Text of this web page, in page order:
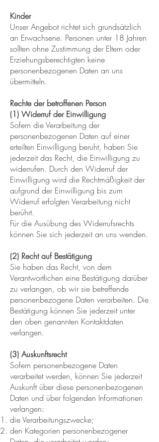
Kinder
Unser Angebot richtet sich grundsätzlich
an Erwachsene. Personen unter 18 Jahren
sollten ohne Zustimmung der Eltern oder
Erziehungsberechtigten keine
personenbezogenen Daten an uns
übermitteln.
Rechte der betroffenen Person
(1) Widerruf der Einwilligung
Sofern die Verarbeitung der
personenbezogenen Daten auf einer
erteilten Einwilligung beruht, haben Sie
jederzeit das Recht, die Einwilligung zu
widerrufen. Durch den Widerruf der
Einwilligung wird die Rechtmäßigkeit der
aufgrund der Einwilligung bis zum
Widerruf erfolgten Verarbeitung nicht
berührt.
Für die Ausübung des Widerrufsrechts
können Sie sich jederzeit an uns wenden.
(2) Recht auf Bestätigung
Sie haben das Recht, von dem
Verantwortlichen eine Bestätigung darüber
zu verlangen, ob wir sie betreffende
personenbezogene Daten verarbeiten. Die
Bestätigung können Sie jederzeit unter
den oben genannten Kontaktdaten
verlangen.
(3) Auskunftsrecht
Sofern personenbezogene Daten
verarbeitet werden, können Sie jederzeit
Auskunft über diese personenbezogenen
Daten und über folgenden Informationen
verlangen:
die Verarbeitungszwecke;
den Kategorien personenbezogener